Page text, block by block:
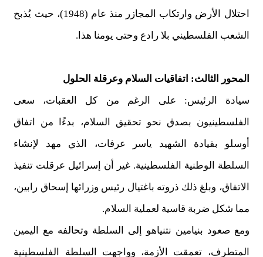
احتلال الأرض وارتكاب المجازر منذ عام (1948)، حيث يُذبح
الشعب الفلسطيني بلا رادع وحتى يومنا هذا.
المحور الثالث: اتفاقيات السلام وعرقلة الحلول
سيادة الرئيس: على الرغم من كل العقبات، سعى
الفلسطينيون بصدق نحو تحقيق السلام، بدءًا من اتفاق
أوسلو بقيادة الشهيد ياسر عرفات، الذي مهد لإنشاء
السلطة الوطنية الفلسطينية. غير أن إسرائيل عرقلت تنفيذ
الاتفاق، وبلغ ذلك ذروته باغتيال رئيس وزرائها إسحاق رابين،
مما شكل ضربة قاسية لعملية السلام.
ومع صعود بنيامين نتنياهو إلى السلطة وتحالفه مع اليمين
المتطرف، تعمقت الأزمة، وواجهت السلطة الفلسطينية